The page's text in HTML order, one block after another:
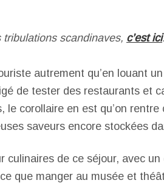
scandinaves, c’est ici.
autrement qu’en louant
de tester des restaurants et
le corollaire en est qu’on rentre
saveurs encore stockées
culinaires de ce séjour, avec
que manger au musée et